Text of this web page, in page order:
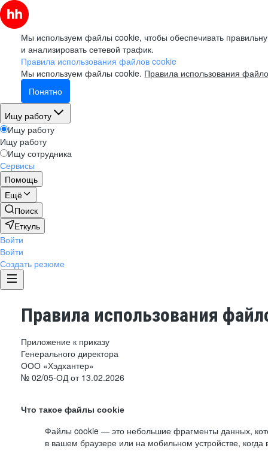
Мы используем файлы cookie, чтобы обеспечивать
и анализировать сетевой трафик.
Правила использования файлов cookie
Мы используем файлы cookie. Правила использования
Понятно
Ищу работу
Ищу работу
Ищу работу
Ищу сотрудника
Сервисы
Помощь
Ещё
Поиск
Еткуль
Войти
Войти
Создать резюме
Правила использования
Приложение к приказу
Генерального директора
ООО «Хэдхантер»
№ 02/05-ОД от 13.02.2026
Что такое файлы cookie
Файлы cookie — это небольшие фрагменты данных,
в вашем браузере или на мобильном устройстве,